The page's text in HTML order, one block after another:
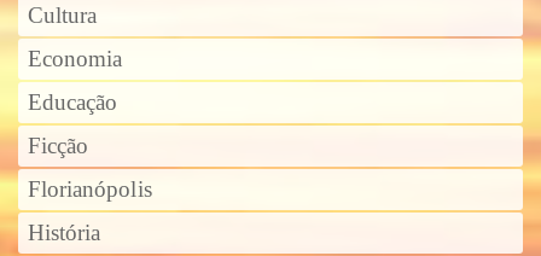
Cultura
Economia
Educação
Ficção
Florianópolis
História